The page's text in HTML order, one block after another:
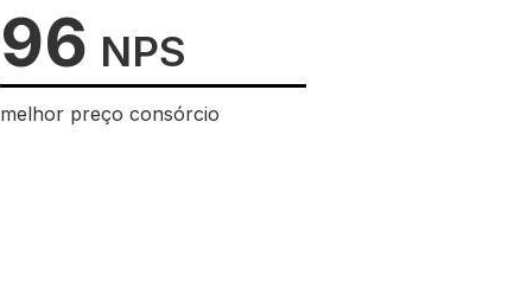
96 NPS
melhor preço consórcio